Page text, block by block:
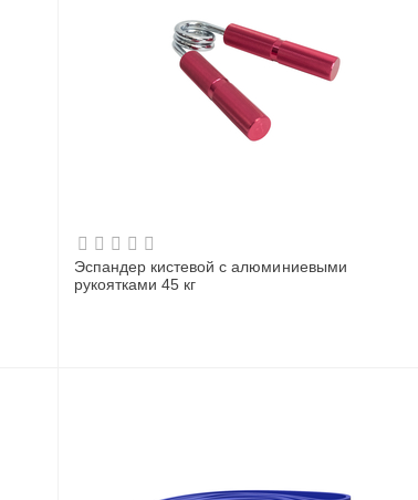
Эспандер кистевой с алюминиевыми
рукоятками 45 кг